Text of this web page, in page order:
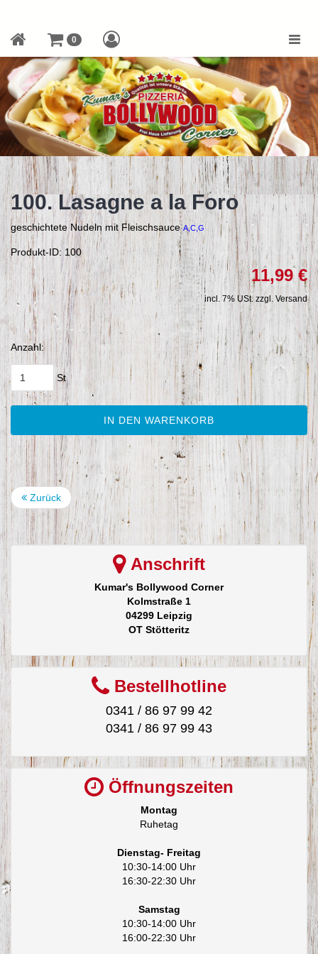
Toggle
0
100. Lasagne a la Foro
geschichtete Nudeln mit FleischsauceA,C,G
Produkt-ID: 100
11,99 €
incl. 7% USt. zzgl. Versand
Anzahl:
St
IN DEN WARENKORB
Zurück
Anschrift
Kumar's Bollywood Corner
Kolmstraße 1
04299 Leipzig
OT Stötteritz
Bestellhotline
0341 / 86 97 99 42
0341 / 86 97 99 43
Öffnungszeiten
Montag
Ruhetag
Dienstag- Freitag
10:30-14:00 Uhr
16:30-22:30 Uhr
Samstag
10:30-14:00 Uhr
16:00-22:30 Uhr